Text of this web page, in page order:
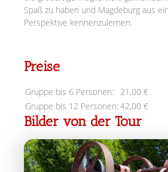
Spaß zu haben und Magdeburg aus
Perspektive kennenzulernen.
Preise
Gruppe bis 6 Personen:
21,00 €
Gruppe bis 12 Personen: 42,00 €
Bilder von der Tour